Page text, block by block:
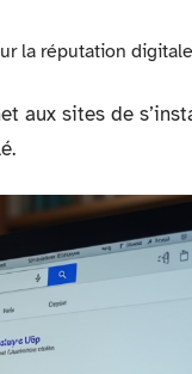
la réputation digitale
aux sites de